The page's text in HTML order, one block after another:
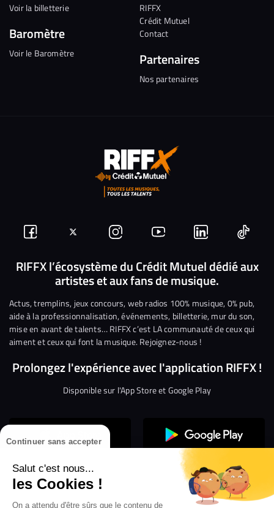
Continuer sans accepter
Salut c'est nous...
les Cookies !
On a attendu d'être sûrs que le contenu de
Voir la billetterie
Baromètre
Voir le Baromètre
RIFFX
Crédit Mutuel
Contact
Partenaires
Nos partenaires
Suivez-
nous
Facebook
Suivez-
nous
sur
Twitter
Nous
rejoindre
sur
Instagram
Nous
rejoindre
sur
YouTube
Nous
rejoindre
sur
Linkedin
Nous
RIFFX l’écosystème du Crédit Mutuel dédié aux
artistes et aux fans de musique.
Actus, tremplins, jeux concours, web radios 100% musique, 0% pub,
aide à la professionnalisation, événements, billetterie, mur du son,
mise en avant de talents… RIFFX c’est LA communauté de ceux qui
aiment et ceux qui font la musique. Rejoignez-nous !
Prolongez l'expérience avec l'application RIFFX !
Disponible sur l'App Store et Google Play